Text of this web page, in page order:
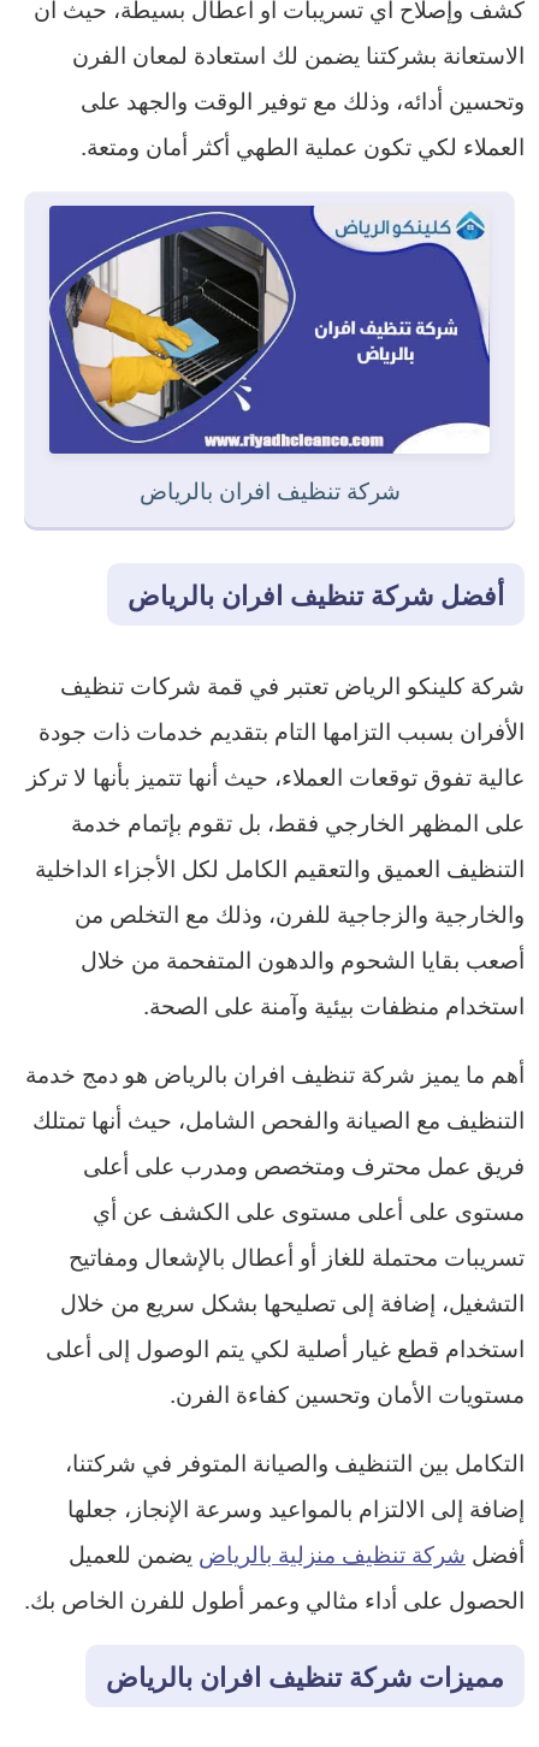
كشف وإصلاح أي تسريبات أو أعطال بسيطة، حيث أن
الاستعانة بشركتنا يضمن لك استعادة لمعان الفرن
وتحسين أدائه، وذلك مع توفير الوقت والجهد على
العملاء لكي تكون عملية الطهي أكثر أمان ومتعة.
شركة تنظيف افران بالرياض
أفضل شركة تنظيف افران بالرياض
شركة كلينكو الرياض تعتبر في قمة شركات تنظيف
الأفران بسبب التزامها التام بتقديم خدمات ذات جودة
عالية تفوق توقعات العملاء، حيث أنها تتميز بأنها لا تركز
على المظهر الخارجي فقط، بل تقوم بإتمام خدمة
التنظيف العميق والتعقيم الكامل لكل الأجزاء الداخلية
والخارجية والزجاجية للفرن، وذلك مع التخلص من
أصعب بقايا الشحوم والدهون المتفحمة من خلال
استخدام منظفات بيئية وآمنة على الصحة.
أهم ما يميز شركة تنظيف افران بالرياض هو دمج خدمة
التنظيف مع الصيانة والفحص الشامل، حيث أنها تمتلك
فريق عمل محترف ومتخصص ومدرب على أعلى
مستوى على أعلى مستوى على الكشف عن أي
تسريبات محتملة للغاز أو أعطال بالإشعال ومفاتيح
التشغيل، إضافة إلى تصليحها بشكل سريع من خلال
استخدام قطع غيار أصلية لكي يتم الوصول إلى أعلى
مستويات الأمان وتحسين كفاءة الفرن.
التكامل بين التنظيف والصيانة المتوفر في شركتنا،
إضافة إلى الالتزام بالمواعيد وسرعة الإنجاز، جعلها
أفضل شركة تنظيف منزلية بالرياض يضمن للعميل
الحصول على أداء مثالي وعمر أطول للفرن الخاص بك.
مميزات شركة تنظيف افران بالرياض